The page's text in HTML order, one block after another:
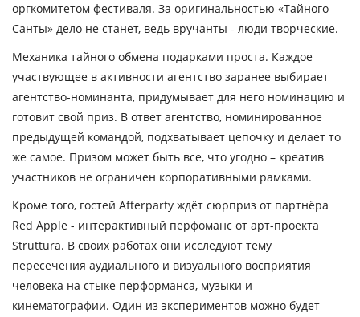
оргкомитетом фестиваля. За оригинальностью «Тайного
Санты» дело не станет, ведь вручанты - люди творческие.
Механика тайного обмена подарками проста. Каждое
участвующее в активности агентство заранее выбирает
агентство-номинанта, придумывает для него номинацию и
готовит свой приз. В ответ агентство, номинированное
предыдущей командой, подхватывает цепочку и делает то
же самое. Призом может быть все, что угодно – креатив
участников не ограничен корпоративными рамками.
Кроме того, гостей Afterparty ждёт сюрприз от партнёра
Red Apple - интерактивный перфоманс от арт-проекта
Struttura. В своих работах они исследуют тему
пересечения аудиального и визуального восприятия
человека на стыке перформанса, музыки и
кинематографии. Один из экспериментов можно будет